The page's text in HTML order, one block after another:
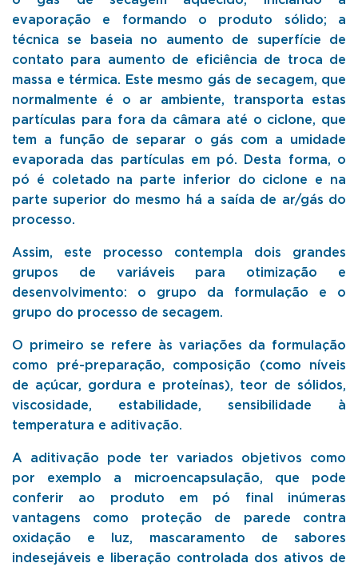
evaporação e formando o produto sólido; a
técnica se baseia no aumento de superfície de
contato para aumento de eficiência de troca de
massa e térmica. Este mesmo gás de secagem, que
normalmente é o ar ambiente, transporta estas
partículas para fora da câmara até o ciclone, que
tem a função de separar o gás com a umidade
evaporada das partículas em pó. Desta forma, o
pó é coletado na parte inferior do ciclone e na
parte superior do mesmo há a saída de ar/gás do
processo.
Assim, este processo contempla dois grandes
grupos de variáveis para otimização e
desenvolvimento: o grupo da formulação e o
grupo do processo de secagem.
O primeiro se refere às variações da formulação
como pré-preparação, composição (como níveis
de açúcar, gordura e proteínas), teor de sólidos,
viscosidade, estabilidade, sensibilidade à
temperatura e aditivação.
A aditivação pode ter variados objetivos como
por exemplo a microencapsulação, que pode
conferir ao produto em pó final inúmeras
vantagens como proteção de parede contra
oxidação e luz, mascaramento de sabores
indesejáveis e liberação controlada dos ativos de